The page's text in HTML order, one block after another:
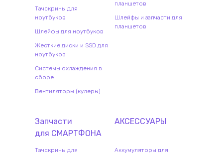
Тачскрины для
ноутбуков
Шлейфы для ноутбуков
Жесткие диски и SSD для
ноутбуков
Системы охлаждения в
сборе
Вентиляторы (кулеры)
планшетов
Шлейфы и запчасти для
планшетов
Запчасти
для СМАРТФОНА
Тачскрины для
АКСЕССУАРЫ
Аккумуляторы для